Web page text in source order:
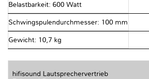
Belastbarkeit: 600 Watt
Schwingspulendurchmesser: 100 mm
Gewicht: 10,7 kg
hifisound Lautsprechervertrieb